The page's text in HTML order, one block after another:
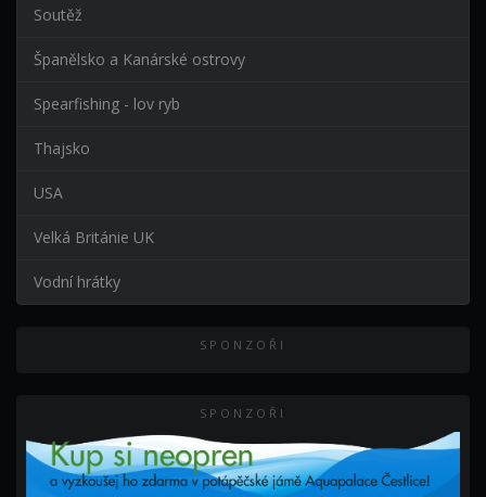
Soutěž
Španělsko a Kanárské ostrovy
Spearfishing - lov ryb
Thajsko
USA
Velká Británie UK
Vodní hrátky
SPONZOŘI
SPONZOŘI